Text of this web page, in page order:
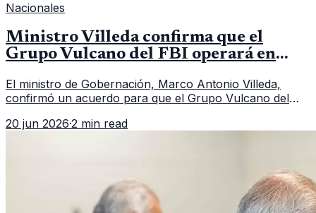
Nacionales
Ministro Villeda confirma que el
Grupo Vulcano del FBI operará en
El ministro de Gobernación, Marco Antonio Villeda,
confirmó un acuerdo para que el Grupo Vulcano del
fallido con la administración anterior del Ministerio
20 jun 2026·2 min read